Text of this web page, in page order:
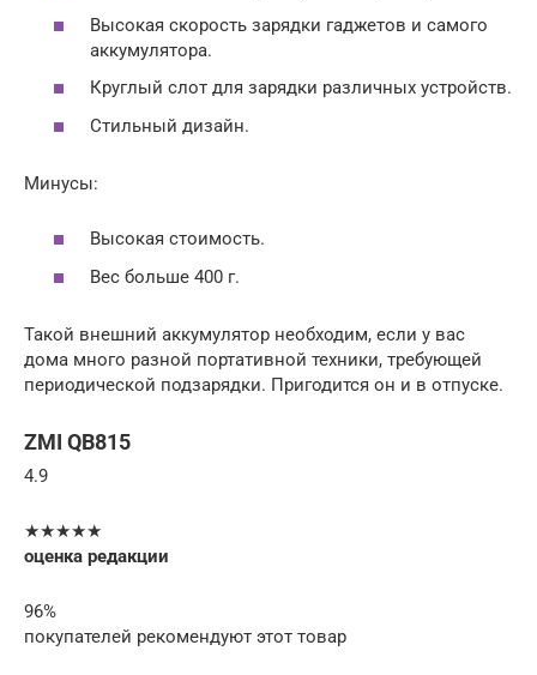
Высокая скорость зарядки гаджетов и самого
аккумулятора.
Круглый слот для зарядки различных устройств.
Стильный дизайн.
Минусы:
Высокая стоимость.
Вес больше 400 г.
Такой внешний аккумулятор необходим, если у вас
дома много разной портативной техники, требующей
периодической подзарядки. Пригодится он и в отпуске.
ZMI QB815
4.9
★★★★★
оценка редакции
96%
покупателей рекомендуют этот товар